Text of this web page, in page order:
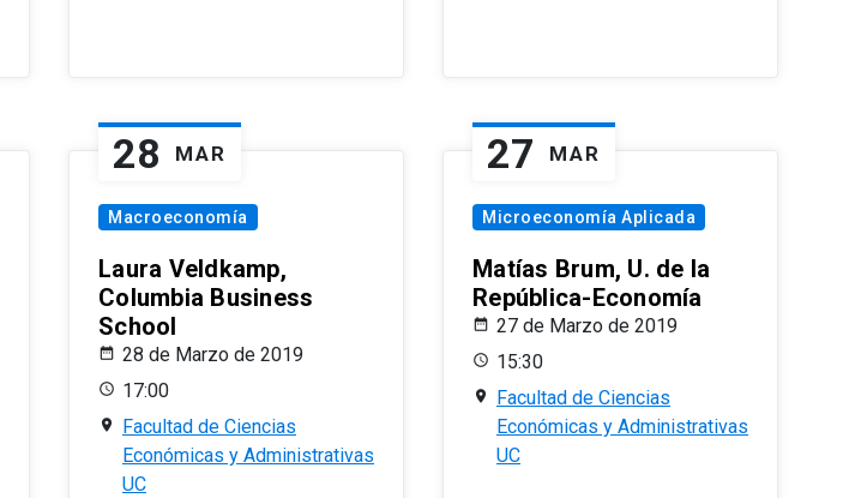
28 MAR
Macroeconomía
Laura Veldkamp,
Columbia Business
School
28 de Marzo de 2019
17:00
Facultad de Ciencias
Económicas y Administrativas
UC
27 MAR
Microeconomía Aplicada
Matías Brum, U. de la
República-Economía
27 de Marzo de 2019
15:30
Facultad de Ciencias
Económicas y Administrativas
UC